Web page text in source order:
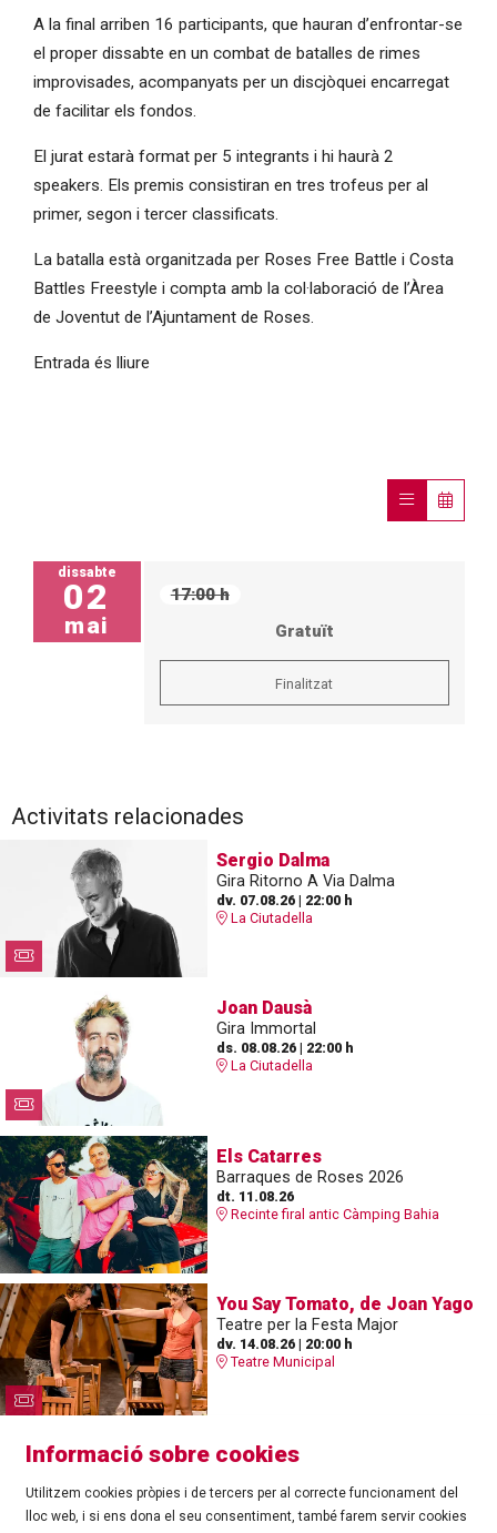
A la final arriben 16 participants, que hauran d’enfrontar-se
el proper dissabte en un combat de batalles de rimes
improvisades, acompanyats per un discjòquei encarregat
de facilitar els fondos.
El jurat estarà format per 5 integrants i hi haurà 2
speakers. Els premis consistiran en tres trofeus per al
primer, segon i tercer classificats.
La batalla està organitzada per Roses Free Battle i Costa
Battles Freestyle i compta amb la col·laboració de l’Àrea
de Joventut de l’Ajuntament de Roses.
Entrada és lliure
dissabte
02
mai
17:00 h
Gratuït
Finalitzat
Activitats relacionades
Sergio Dalma
Gira Ritorno A Via Dalma
dv. 07.08.26| 22:00 h
La Ciutadella
Joan Dausà
Gira Immortal
ds. 08.08.26| 22:00 h
La Ciutadella
Els Catarres
Barraques de Roses 2026
dt. 11.08.26
Recinte firal antic Càmping Bahia
You Say Tomato, de Joan Yago
Teatre per la Festa Major
dv. 14.08.26| 20:00 h
Teatre Municipal
Informació sobre cookies
Utilitzem cookies pròpies i de tercers per al correcte funcionament del
lloc web, i si ens dona el seu consentiment, també farem servir cookies